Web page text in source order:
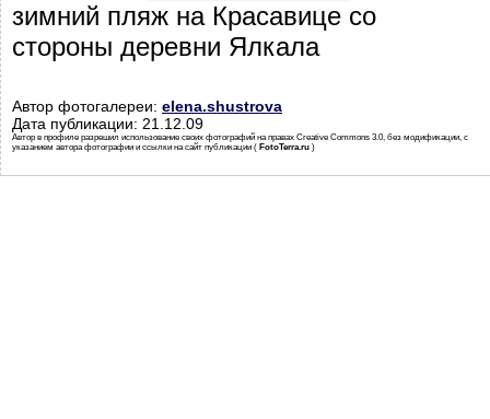
зимний пляж на Красавице со
стороны деревни Ялкала
Автор фотогалереи: elena.shustrova
Дата публикации: 21.12.09
Автор в профиле разрешил использование своих фотографий на правах Creative Commons 3.0, без модификации, с
указанием автора фотографии и ссылки на сайт публикации ( FotoTerra.ru )